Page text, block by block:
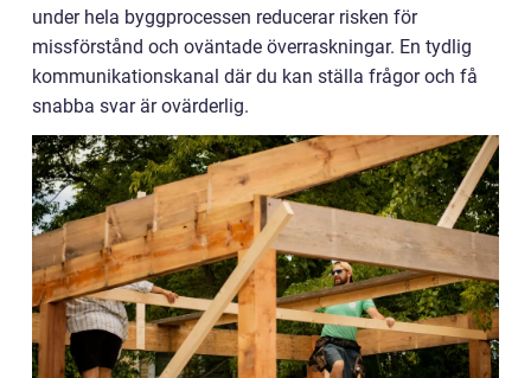
under hela byggprocessen reducerar risken för
missförstånd och oväntade överraskningar. En tydlig
kommunikationskanal där du kan ställa frågor och få
snabba svar är ovärderlig.